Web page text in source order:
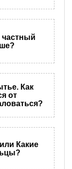
частный
Как
от
Какие